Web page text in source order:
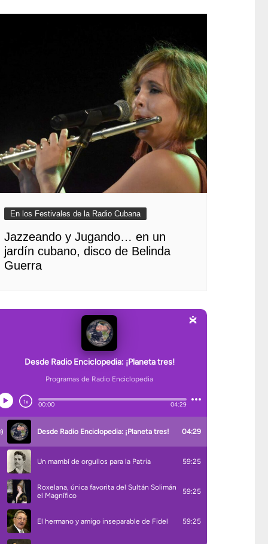
En los Festivales de la Radio Cubana
Jazzeando y Jugando… en un
jardín cubano, disco de Belinda
Guerra